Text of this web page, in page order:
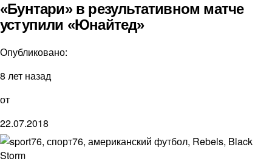
«Бунтари» в результативном матче
уступили «Юнайтед»
Опубликовано:
8 лет назад
от
22.07.2018